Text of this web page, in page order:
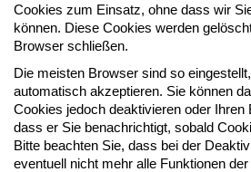
Cookies zum Einsatz, ohne dass wir
können. Diese Cookies werden
Browser schließen.
Die meisten Browser sind so
automatisch akzeptieren. Sie können
Cookies jedoch deaktivieren oder Ihren
dass er Sie benachrichtigt, sobald
Bitte beachten Sie, dass bei der
eventuell nicht mehr alle Funktionen